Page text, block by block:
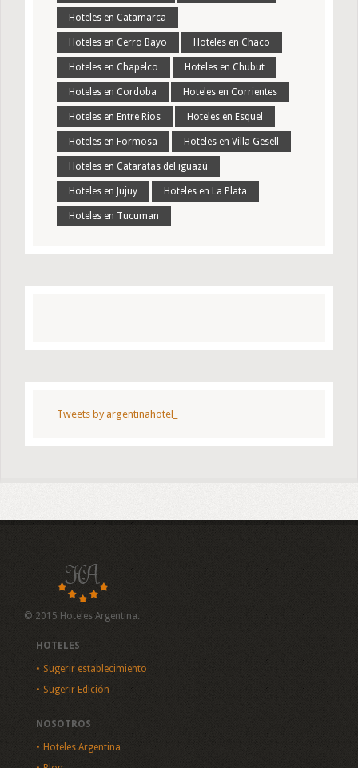
Hoteles en Catamarca
Hoteles en Cerro Bayo Hoteles en Chaco
Hoteles en Chapelco Hoteles en Chubut
Hoteles en Cordoba Hoteles en Corrientes
Hoteles en Entre Rios Hoteles en Esquel
Hoteles en Formosa Hoteles en Villa Gesell
Hoteles en Cataratas del iguazú
Hoteles en Jujuy Hoteles en La Plata
Hoteles en Tucuman
Tweets by argentinahotel_
© 2015 Hoteles Argentina.
HOTELES
Sugerir establecimiento
Sugerir Edición
NOSOTROS
Hoteles Argentina